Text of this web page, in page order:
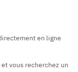
en ligne
et vous recherchez un